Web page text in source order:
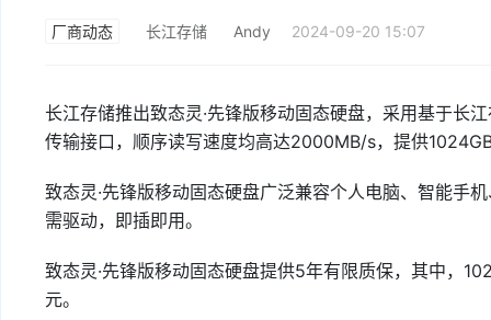
厂商动态 长江存储 Andy 2024-09-20 15:07
长江存储推出致态灵·先锋版移动固态硬盘，采用基于
传输接口，顺序读写速度均高达2000MB/s，提供
致态灵·先锋版移动固态硬盘广泛兼容个人电脑、智能手
需驱动，即插即用。
致态灵·先锋版移动固态硬盘提供5年有限质保，其中，
元。